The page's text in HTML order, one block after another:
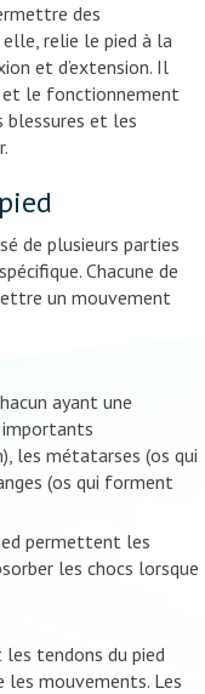
des
relie le pied à la
et d’extension. Il
et le fonctionnement
blessures et les
de plusieurs parties
Chacune de
un mouvement
ayant une
les métatarses (os qui
(os qui forment
permettent les
les chocs lorsque
tendons du pied
mouvements. Les